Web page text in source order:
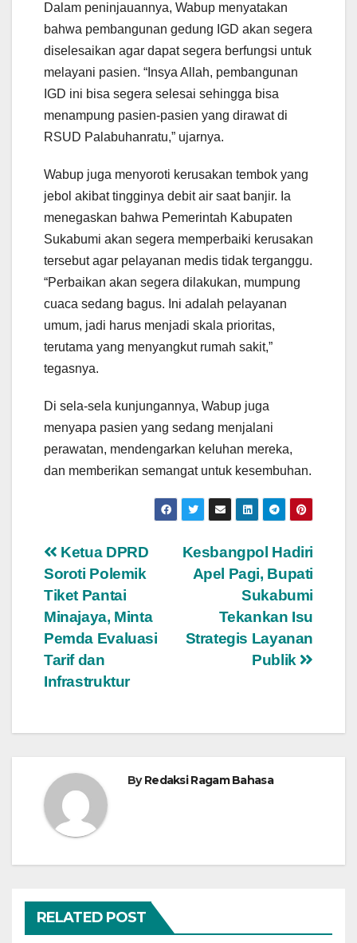
Dalam peninjauannya, Wabup menyatakan
bahwa pembangunan gedung IGD akan segera
diselesaikan agar dapat segera berfungsi untuk
melayani pasien. “Insya Allah, pembangunan
IGD ini bisa segera selesai sehingga bisa
menampung pasien-pasien yang dirawat di
RSUD Palabuhanratu,” ujarnya.
Wabup juga menyoroti kerusakan tembok yang
jebol akibat tingginya debit air saat banjir. Ia
menegaskan bahwa Pemerintah Kabupaten
Sukabumi akan segera memperbaiki kerusakan
tersebut agar pelayanan medis tidak terganggu.
“Perbaikan akan segera dilakukan, mumpung
cuaca sedang bagus. Ini adalah pelayanan
umum, jadi harus menjadi skala prioritas,
terutama yang menyangkut rumah sakit,”
tegasnya.
Di sela-sela kunjungannya, Wabup juga
menyapa pasien yang sedang menjalani
perawatan, mendengarkan keluhan mereka,
dan memberikan semangat untuk kesembuhan.
Navigasi
pos
Kesbangpol Hadiri
Apel Pagi, Bupati
Sukabumi
Tekankan Isu
Strategis Layanan
Publik
Ketua DPRD
Soroti Polemik
Tiket Pantai
Minajaya, Minta
Pemda Evaluasi
Tarif dan
Infrastruktur
ByRedaksi Ragam Bahasa
RELATED POST